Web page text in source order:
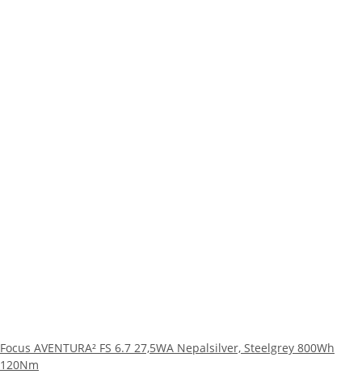
Focus AVENTURA² FS 6.7 27,5WA Nepalsilver, Steelgrey 800Wh
120Nm